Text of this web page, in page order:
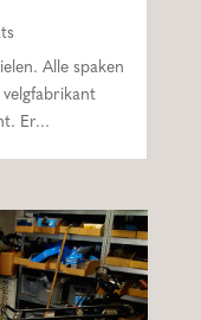
Alle spaken
Er...